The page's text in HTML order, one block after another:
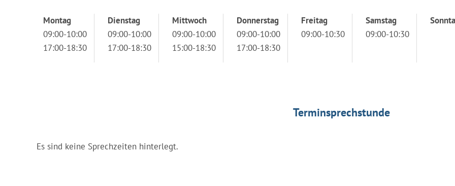
Montag
09:00-10:00
17:00-18:30
Dienstag
09:00-10:00
17:00-18:30
Mittwoch
09:00-10:00
15:00-18:30
Donnerstag
09:00-10:00
17:00-18:30
Freitag
09:00-10:30
Samstag
09:00-10:30
Terminsprechstunde
Es sind keine Sprechzeiten hinterlegt.